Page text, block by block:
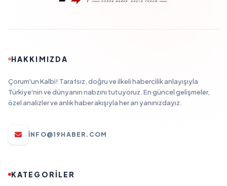
HAKKIMIZDA
Çorum'un Kalbi! Tarafsız, doğru ve ilkeli habercilik anlayışıyla
Türkiye'nin ve dünyanın nabzını tutuyoruz. En güncel gelişmeler,
özel analizler ve anlık haber akışıyla her an yanınızdayız.
INFO@19HABER.COM
KATEGORİLER